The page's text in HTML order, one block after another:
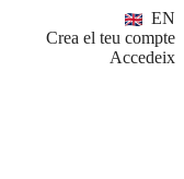
EN
Crea el teu compte
Accedeix